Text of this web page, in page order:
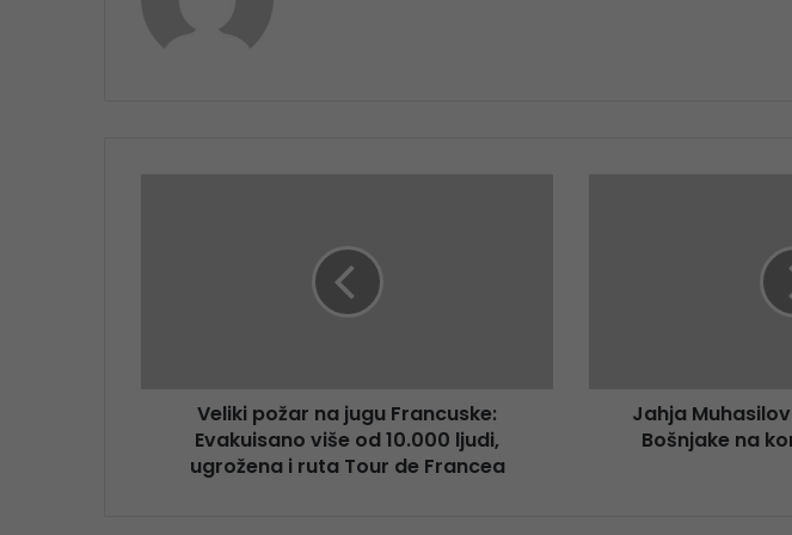
Veliki požar na jugu Francuske:
Evakuisano više od 10.000 ljudi,
ugrožena i ruta Tour de Francea
Jahja
Bošnjake na